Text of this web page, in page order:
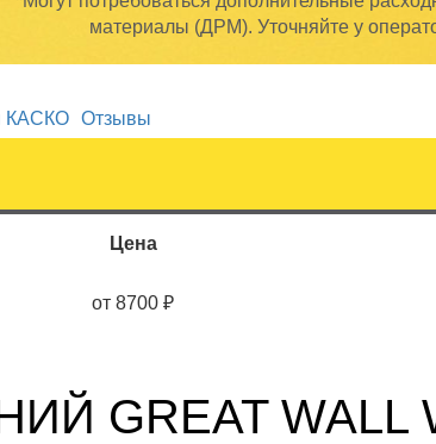
материалы (ДРМ). Уточняйте у
КАСКО Отзывы
Цена
от 8700 ₽
GREAT WALL